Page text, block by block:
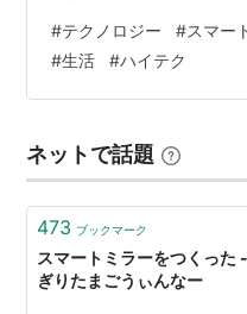
アコンまで全ての操作を
パネルみたいにできたら
す！！それこそ、洋画の
まだ先なんだろうなとも
僕はついに見つけてしま
#テクノロジー #スマー
#生活 #ハイテク
ネットで話題
473 ブックマーク
スマートミラーをつくった
ぎりたまごうぃんなー